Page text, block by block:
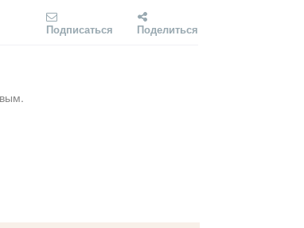
Подписаться Поделиться